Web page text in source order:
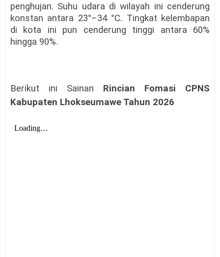
penghujan. Suhu udara di wilayah ini cenderung
konstan antara 23°–34 °C. Tingkat kelembapan
di kota ini pun cenderung tinggi antara 60%
hingga 90%.
Berikut ini Sainan Rincian Fomasi CPNS
Kabupaten Lhokseumawe Tahun 2026